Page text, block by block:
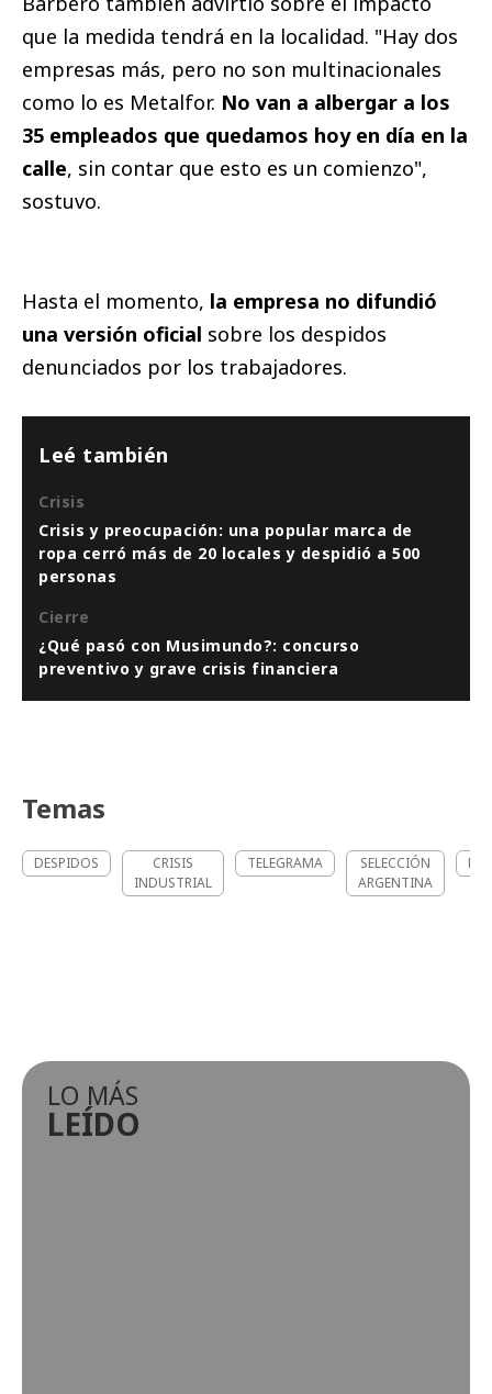
que la medida tendrá en la localidad. "Hay dos
empresas más, pero no son multinacionales
como lo es Metalfor. No van a albergar a los
35 empleados que quedamos hoy en día en la
calle, sin contar que esto es un comienzo",
sostuvo.
Hasta el momento, la empresa no difundió
una versión oficial sobre los despidos
denunciados por los trabajadores.
Leé también
Crisis
Crisis y preocupación: una popular marca de
ropa cerró más de 20 locales y despidió a 500
personas
Cierre
¿Qué pasó con Musimundo?: concurso
preventivo y grave crisis financiera
Temas
DESPIDOS
CRISIS
INDUSTRIAL
TELEGRAMA
SELECCIÓN
ARGENTINA
LO MÁS
LEÍDO